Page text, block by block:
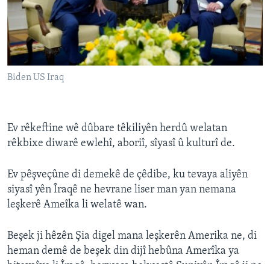
Biden US Iraq
Ev rêkeftine wê dûbare têkiliyên herdû welatan
rêkbixe diwarê ewlehî, aboriî, sîyasî û kulturî de.
Ev pêşveçûne di demekê de çêdibe, ku tevaya aliyên
siyasî yên Îraqê ne hevrane liser man yan nemana
leşkerê Ameîka li welatê wan.
Beşek ji hêzên Şia digel mana leşkerên Amerika ne, di
heman demê de beşek din dijî hebûna Amerîka ya